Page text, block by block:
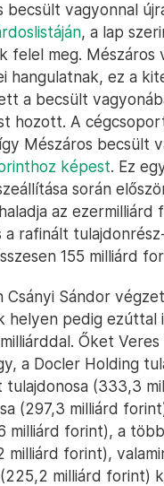
becsült vagyonnal
, a lap
felel meg.
hangulatnak, ez a
a becsült
hozott. A
Mészáros becsült
képest. Ez
során
az
a rafinált
155 milliárd
Csányi Sándor
helyen pedig ezúttal
Őket
a Docler Holding
tulajdonosa (333,3
(297,3 milliárd
milliárd forint), a
milliárd forint),
milliárd forint)